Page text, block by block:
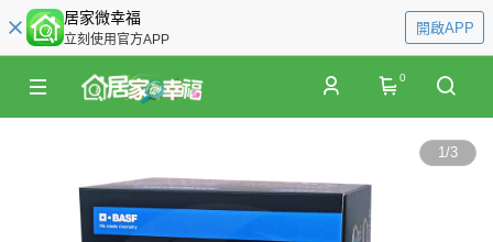
居家微幸福
立刻使用官方APP
開啟APP
0
1/3